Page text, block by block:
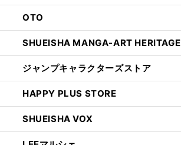
OTO
SHUEISHA MANGA-ART HERITAGE
ジャンプキャラクターズストア
HAPPY PLUS STORE
SHUEISHA VOX